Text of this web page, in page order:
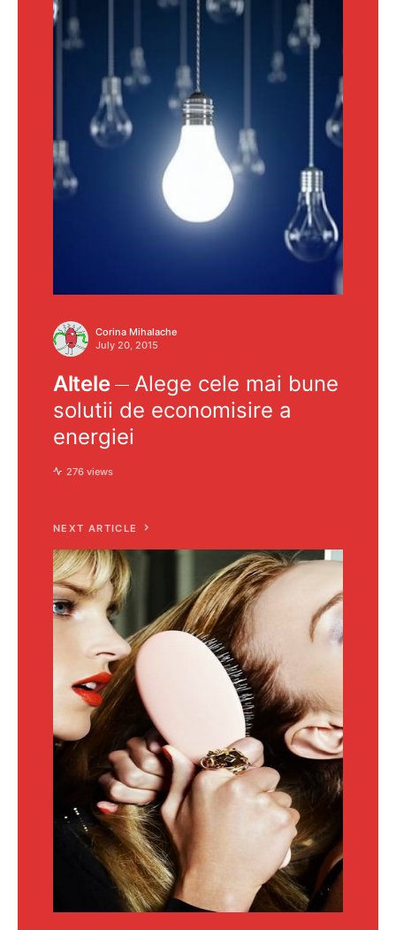
Corina Mihalache
July 20, 2015
Altele
Alege cele mai bune
solutii de economisire a
energiei
276 views
NEXT ARTICLE